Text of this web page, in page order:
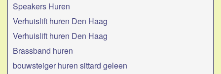
Speakers Huren
Verhuislift huren Den Haag
Verhuislift huren Den Haag
Brassband huren
bouwsteiger huren sittard geleen